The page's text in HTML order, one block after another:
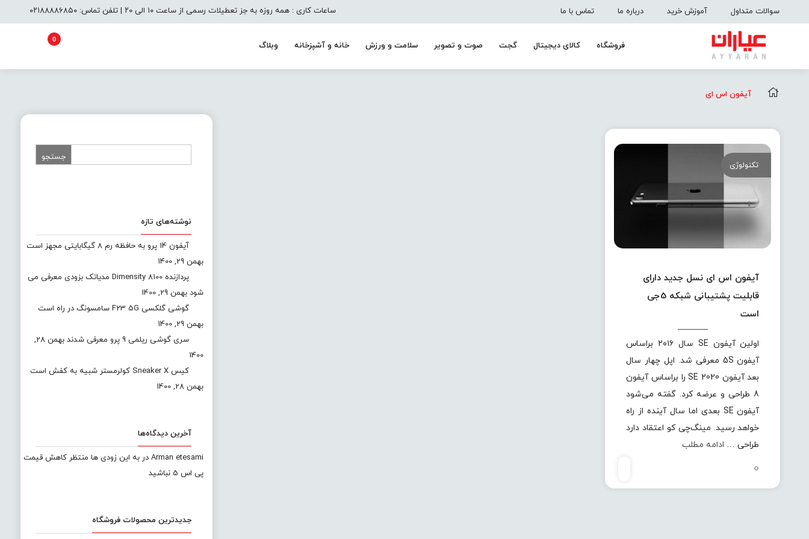
سوالات متداول آموزش خرید درباره ما تماس با ما ساعات کاری : همه روزه به جز تعطیلات رسمی از ساعت ۱۰ الی ۲۰ | تلفن تماس: ۰۲۱۸۸۸۸۶۸۵۰
فروشگاه کالای دیجیتال گجت صوت و تصویر سلامت و ورزش خانه و آشپزخانه وبلاگ
0
آیفون اس ای
تکنولوژی
آیفون اس ای نسل جدید دارای
قابلیت پشتیبانی شبکه 5جی
است
اولین آیفون SE سال ۲۰۱۶ براساس
آیفون 5S معرفی شد. اپل چهار سال
بعد آیفون SE 2020 را براساس آیفون
8 طراحی و عرضه کرد. گفته می‌شود
آیفون SE‌ بعدی اما سال آینده از راه
خواهد رسید. مینگ‌چی کو اعتقاد دارد
طراحی … ادامه مطلب
0
نوشته‌های تازه
آیفون 14 پرو به حافظه رم 8 گیگابایتی مجهز است
بهمن 29, 1400
پردازنده Dimensity 8100 مدیاتک بزودی معرفی می
شود بهمن 29, 1400
گوشی گلکسی F23 5G سامسونگ در راه است
بهمن 29, 1400
سری گوشی ریلمی 9 پرو معرفی شدند
بهمن 28,
1400
کیس Sneaker X کولرمستر شبیه به کفش است
بهمن 28, 1400
آخرین دیدگاه‌ها
Arman etesami دربه این زودی ها منتظر کاهش قیمت
پی اس 5 نباشید
جدیدترین محصولات فروشگاه